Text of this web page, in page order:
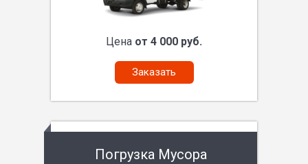
Цена от 4 000 руб.
Заказать
Погрузка Мусора